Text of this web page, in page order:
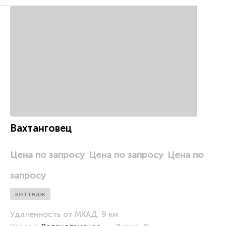
Вахтанговец
Цена по запросу Цена по запросу Цена по
запросу
коттедж
Удаленность от МКАД: 9 км